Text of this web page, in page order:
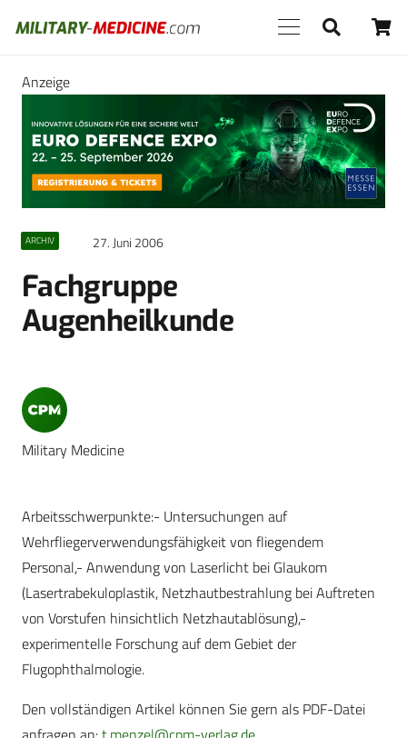
Anzeige
ARCHIV 27. Juni 2006
Fachgruppe
Augenheilkunde
Military Medicine
Arbeitsschwerpunkte:- Untersuchungen auf
Wehrfliegerverwendungsfähigkeit von fliegendem
Personal,- Anwendung von Laserlicht bei Glaukom
(Lasertrabekuloplastik, Netzhautbestrahlung bei Auftreten
von Vorstufen hinsichtlich Netzhautablösung),-
experimentelle Forschung auf dem Gebiet der
Flugophthalmologie.
Den vollständigen Artikel können Sie gern als PDF-Datei